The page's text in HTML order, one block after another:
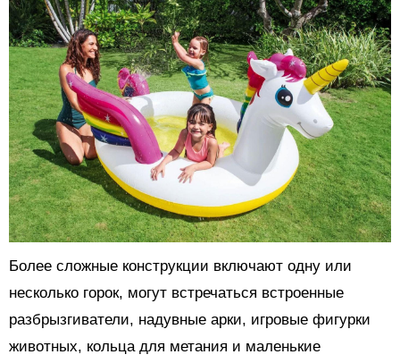
Более сложные конструкции включают одну или
несколько горок, могут встречаться встроенные
разбрызгиватели, надувные арки, игровые фигурки
животных, кольца для метания и маленькие